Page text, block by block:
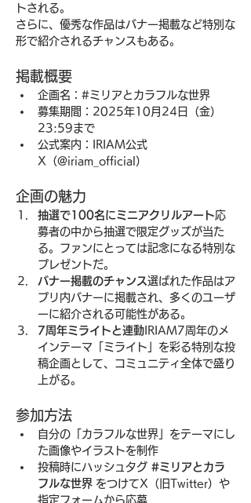
トされる。
さらに、優秀な作品はバナー掲載など特別な
形で紹介されるチャンスもある。
掲載概要
企画名：#ミリアとカラフルな世界
募集期間：2025年10月24日（金）
23:59まで
公式案内：IRIAM公式
X（@iriam_official）
企画の魅力
抽選で100名にミニアクリルアート応
募者の中から抽選で限定グッズが当た
る。ファンにとっては記念になる特別な
プレゼントだ。
バナー掲載のチャンス選ばれた作品はア
プリ内バナーに掲載され、多くのユーザ
ーに紹介される可能性がある。
7周年ミライトと連動 IRIAM7周年のメ
インテーマ「ミライト」を彩る特別な投
稿企画として、コミュニティ全体で盛り
上がる。
参加方法
自分の「カラフルな世界」をテーマにし
た画像やイラストを制作
投稿時にハッシュタグ #ミリアとカラ
フルな世界 をつけてX（旧Twitter）や
指定フォームから応募